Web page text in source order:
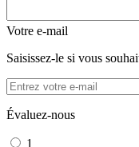
Votre e-mail
Saisissez-le si vous
Évaluez-nous
1